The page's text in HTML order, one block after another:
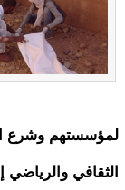
لمؤسستهم وشرع
الثقافي